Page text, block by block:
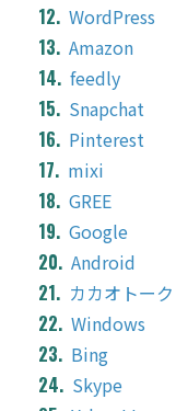
WordPress
Amazon
feedly
Snapchat
Pinterest
mixi
GREE
Google
Android
カカオトーク
Windows
Bing
Skype